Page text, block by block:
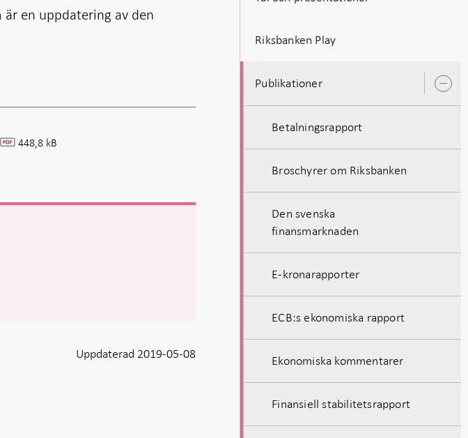
är en uppdatering av den
pdf 448,8 kB
en kommentarsrutaUppdaterad 2019-05-08
Riksbanken Play
Publikationer
Betalningsrapport
Broschyrer om Riksbanken
Den svenska
finansmarknaden
E-kronarapporter
ECB:s ekonomiska rapport
Ekonomiska kommentarer
Finansiell stabilitetsrapport